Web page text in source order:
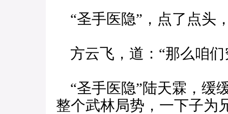
“圣手医隐”，点了点头
方云飞，道：“那么咱们
“圣手医隐”陆天霖，缓
整个武林局势，一下子为